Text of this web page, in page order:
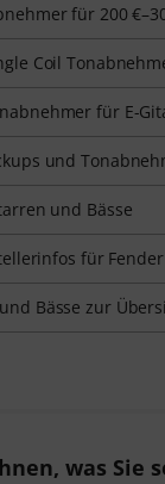
für 200
Coil
für E-
und
und Bässe
für Fender
Bässe zur
was Sie